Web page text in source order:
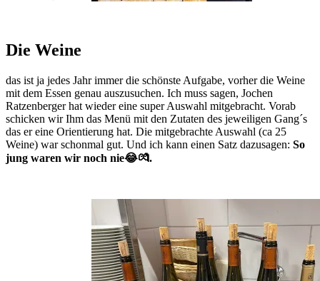
Die Weine
das ist ja jedes Jahr immer die schönste Aufgabe, vorher die Weine
mit dem Essen genau auszusuchen. Ich muss sagen, Jochen
Ratzenberger hat wieder eine super Auswahl mitgebracht. Vorab
schicken wir Ihm das Menü mit den Zutaten des jeweiligen Gang´s
das er eine Orientierung hat. Die mitgebrachte Auswahl (ca 25
Weine) war schonmal gut. Und ich kann einen Satz dazusagen: So
jung waren wir noch nie😂💏.